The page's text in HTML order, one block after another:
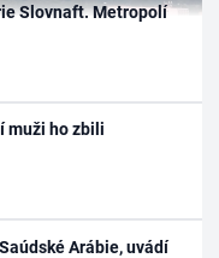
Slovnaft. Metropolí
muži ho zbili
Arábie, uvádí